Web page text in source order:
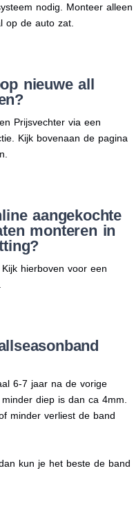
nodig. Monteer alleen
op de auto zat.
nieuwe all
Prijsvechter via een
Kijk bovenaan de pagina
aangekochte
monteren in
hierboven voor een
6-7 jaar na de vorige
diep is dan ca 4mm.
minder verliest de band
kun je het beste de band